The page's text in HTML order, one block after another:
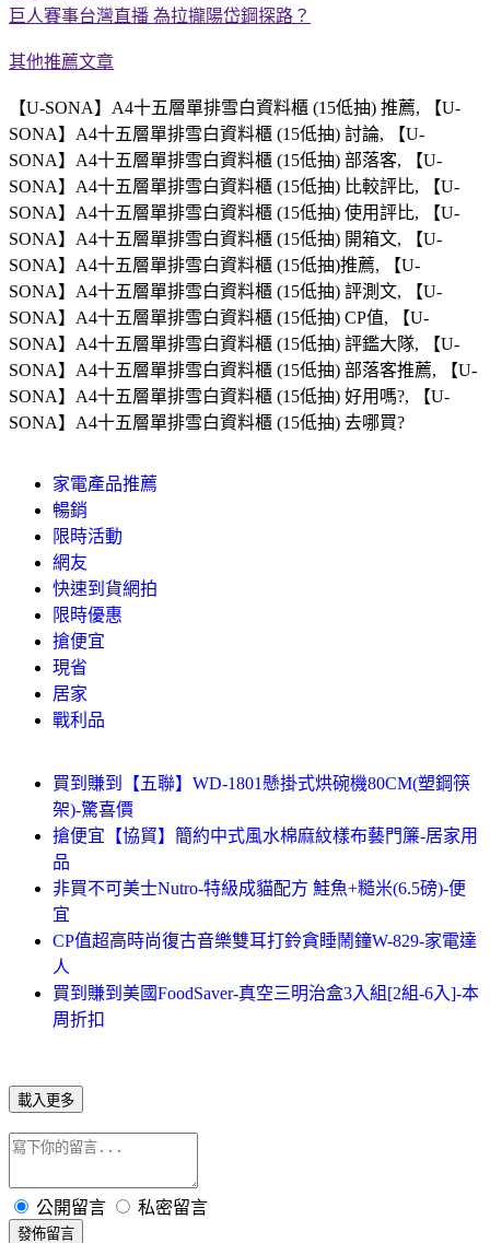
巨人賽事台灣直播 為拉攏陽岱鋼探路？
其他推薦文章
【U-SONA】A4十五層單排雪白資料櫃 (15低抽) 推薦, 【U-
SONA】A4十五層單排雪白資料櫃 (15低抽) 討論, 【U-
SONA】A4十五層單排雪白資料櫃 (15低抽) 部落客, 【U-
SONA】A4十五層單排雪白資料櫃 (15低抽) 比較評比, 【U-
SONA】A4十五層單排雪白資料櫃 (15低抽) 使用評比, 【U-
SONA】A4十五層單排雪白資料櫃 (15低抽) 開箱文, 【U-
SONA】A4十五層單排雪白資料櫃 (15低抽)推薦, 【U-
SONA】A4十五層單排雪白資料櫃 (15低抽) 評測文, 【U-
SONA】A4十五層單排雪白資料櫃 (15低抽) CP值, 【U-
SONA】A4十五層單排雪白資料櫃 (15低抽) 評鑑大隊, 【U-
SONA】A4十五層單排雪白資料櫃 (15低抽) 部落客推薦, 【U-
SONA】A4十五層單排雪白資料櫃 (15低抽) 好用嗎?, 【U-
SONA】A4十五層單排雪白資料櫃 (15低抽) 去哪買?
家電產品推薦
暢銷
限時活動
網友
快速到貨網拍
限時優惠
搶便宜
現省
居家
戰利品
買到賺到【五聯】WD-1801懸掛式烘碗機80CM(塑鋼筷
架)-驚喜價
搶便宜【協貿】簡約中式風水棉麻紋樣布藝門簾-居家用
品
非買不可美士Nutro-特級成貓配方 鮭魚+糙米(6.5磅)-便
宜
CP值超高時尚復古音樂雙耳打鈴貪睡鬧鐘W-829-家電達
人
買到賺到美國FoodSaver-真空三明治盒3入組[2組-6入]-本
周折扣
載入更多
公開留言 私密留言
發佈留言